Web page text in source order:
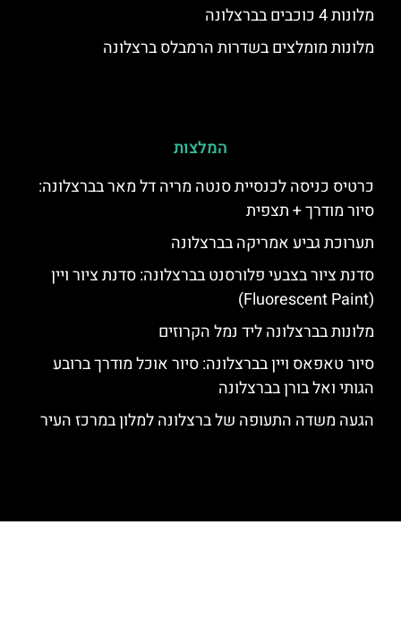
מלונות 4 כוכבים בברצלונה
מלונות מומלצים בשדרות הרמבלס ברצלונה
המלצות
כרטיס כניסה לכנסיית סנטה מריה דל מאר בברצלונה:
סיור מודרך + תצפית
תערוכת גביע אמריקה בברצלונה
סדנת ציור בצבעי פלורסנט בברצלונה: סדנת ציור ויין
(Fluorescent Paint)
מלונות בברצלונה ליד נמל הקרוזים
סיור טאפאס ויין בברצלונה: סיור אוכל מודרך ברובע
הגותי ואל בורן בברצלונה
הגעה משדה התעופה של ברצלונה למלון במרכז העיר